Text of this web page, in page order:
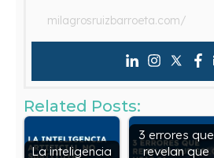
milagrosruizbarroeta.com/
Related Posts:
La inteligencia
3 errores que
revelan que